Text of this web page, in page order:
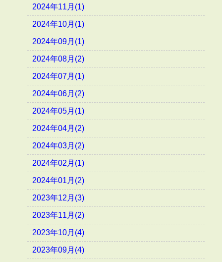
2024年11月(1)
2024年10月(1)
2024年09月(1)
2024年08月(2)
2024年07月(1)
2024年06月(2)
2024年05月(1)
2024年04月(2)
2024年03月(2)
2024年02月(1)
2024年01月(2)
2023年12月(3)
2023年11月(2)
2023年10月(4)
2023年09月(4)